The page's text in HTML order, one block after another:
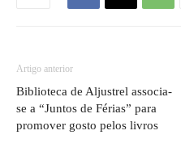
Artigo anterior
Biblioteca de Aljustrel associa-
se a “Juntos de Férias” para
promover gosto pelos livros